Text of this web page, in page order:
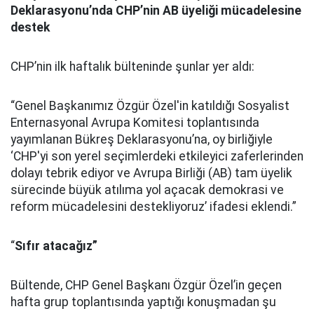
Deklarasyonu’nda CHP’nin AB üyeliği mücadelesine
destek
CHP’nin ilk haftalık bülteninde şunlar yer aldı:
“Genel Başkanımız Özgür Özel'in katıldığı Sosyalist
Enternasyonal Avrupa Komitesi toplantısında
yayımlanan Bükreş Deklarasyonu’na, oy birliğiyle
‘CHP'yi son yerel seçimlerdeki etkileyici zaferlerinden
dolayı tebrik ediyor ve Avrupa Birliği (AB) tam üyelik
sürecinde büyük atılıma yol açacak demokrasi ve
reform mücadelesini destekliyoruz’ ifadesi eklendi.”
“Sıfır atacağız”
Bültende, CHP Genel Başkanı Özgür Özel’in geçen
hafta grup toplantısında yaptığı konuşmadan şu